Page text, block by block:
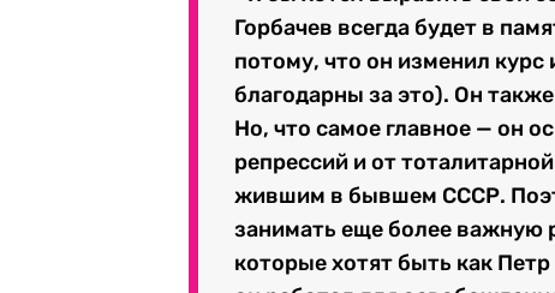
Горбачев всегда будет в
потому, что он изменил
благодарны за это). Он
Но, что самое главное — он
репрессий и от
жившим в бывшем СССР.
занимать еще более важную
которые хотят быть как